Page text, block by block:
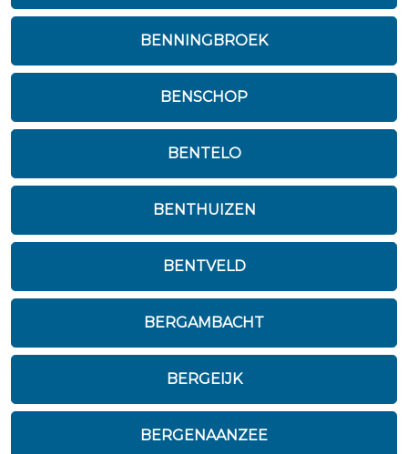
BENNINGBROEK
BENSCHOP
BENTELO
BENTHUIZEN
BENTVELD
BERGAMBACHT
BERGEIJK
BERGENAANZEE